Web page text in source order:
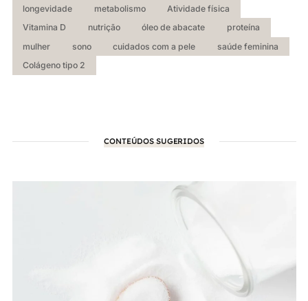
longevidade
metabolismo
Atividade física
Vitamina D
nutrição óleo de abacate
proteína
mulher
sono cuidados com a pele
saúde feminina
Colágeno tipo 2
CONTEÚDOS SUGERIDOS